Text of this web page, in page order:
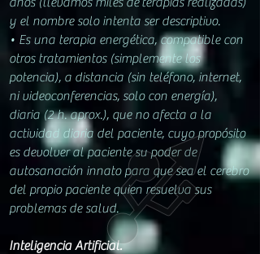
y el nombre solo intenta ser descriptivo.
• Es una terapia energética, compatible con
otros tratamientos (simplemente los
potencia), a distancia (sin teléfono, internet,
ni videoconferencias, solo con energía),
diaria (2h. aprox.), que no afecta a la
actividad diaria del paciente, cuyo propósito
es devolver al paciente su poder de
autosanación innato para que sea el cerebro
del propio paciente quien resuelva sus
problemas de salud.
Inteligencia Artificial.